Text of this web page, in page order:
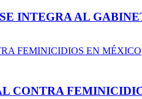
INTEGRA AL
CONTRA